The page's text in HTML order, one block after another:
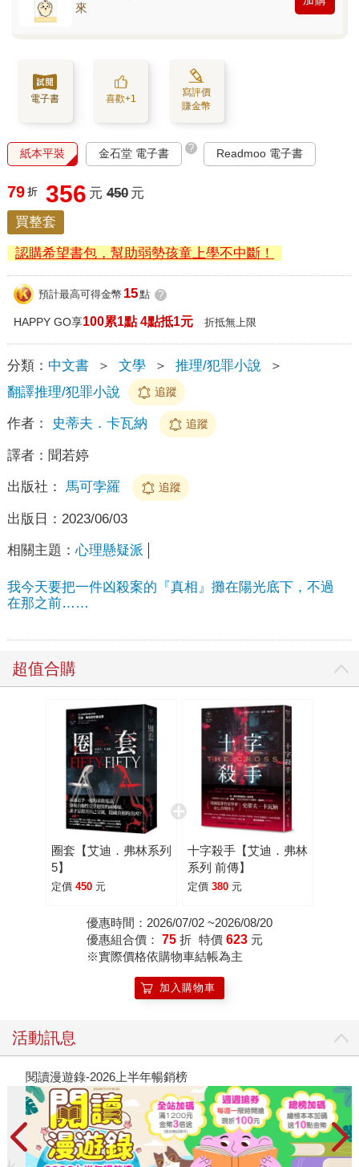
來
電子書 喜歡+1
寫評價
賺金幣
紙本平裝 金石堂 電子書 ? Readmoo 電子書
79 折 356 元 450 元
買整套
認購希望書包，幫助弱勢孩童上學不中斷！
預計最高可得金幣 15點 ?
HAPPY GO享100累1點 4點抵1元 折抵無上限
分類： 中文書 ＞ 文學 ＞ 推理/犯罪小說
＞
翻譯推理/犯罪小說
追蹤
作者： 史蒂夫．卡瓦納 追蹤
譯者： 聞若婷
出版社： 馬可孛羅 追蹤
出版日： 2023/06/03
相關主題：心理懸疑派
我今天要把一件凶殺案的『真相』攤在陽光底下，不過
在那之前……
超值合購
圈套【艾迪．弗林系列
5】
定價 450 元
十字殺手【艾迪．弗林
系列 前傳】
定價 380 元
優惠時間：2026/07/02 ~2026/08/20
優惠組合價： 75 折 特價 623 元
※實際價格依購物車結帳為主
加入購物車
活動訊息
閱讀漫遊錄-2026上半年暢銷榜